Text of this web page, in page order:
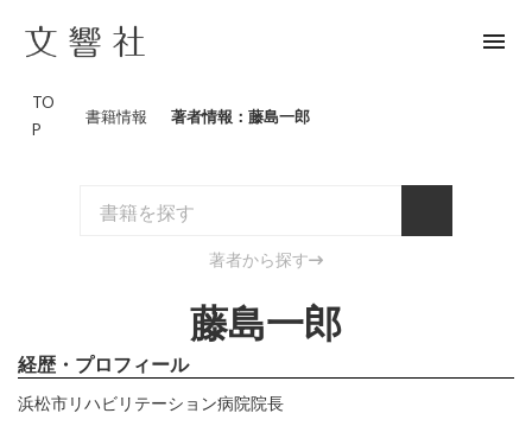
menu
TO
P
書籍情報 著者情報：藤島一郎
著者から探す
藤島一郎
経歴・プロフィール
浜松市リハビリテーション病院院長